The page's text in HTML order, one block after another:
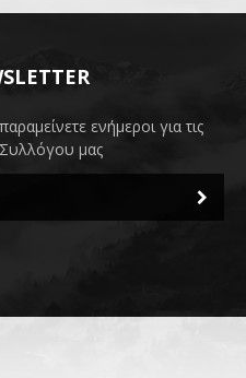
ενήμεροι για τις
Συλλόγου μας